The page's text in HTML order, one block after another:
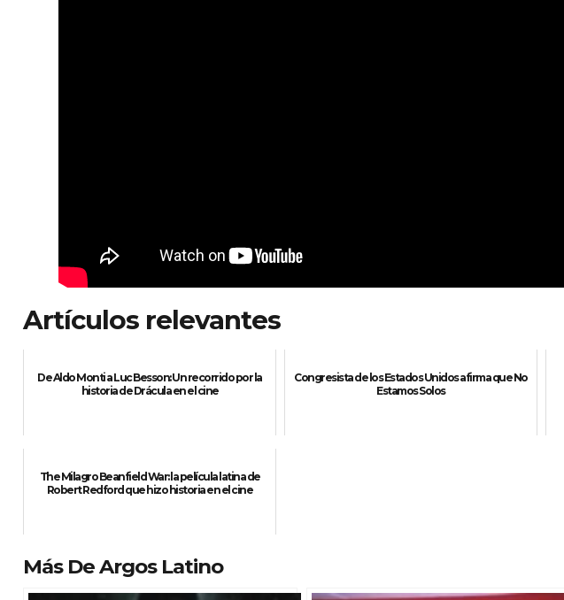
Artículos relevantes
De Aldo Monti a Luc Besson: Un recorrido por la
historia de Drácula en el cine
Congresista de los Estados Unidos afirma que No
Estamos Solos
The Milagro Beanfield War: la película latina de
Robert Redford que hizo historia en el cine
Más De Argos Latino